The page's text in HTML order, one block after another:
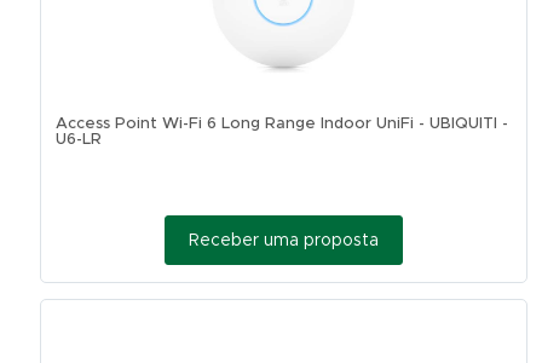
Access Point Wi-Fi 6 Long Range Indoor UniFi - UBIQUITI -
U6-LR
Receber uma proposta